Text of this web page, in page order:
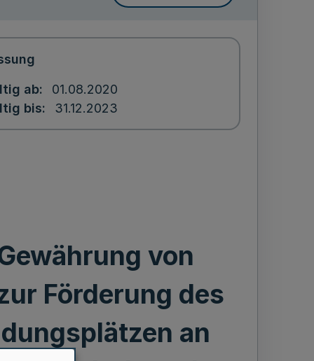
ab
01.08.2020
bis
31.12.2023
von
Förderung des
an